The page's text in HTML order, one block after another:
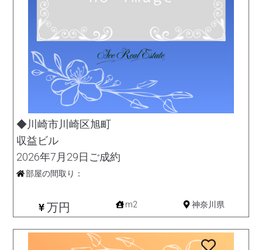
◆川崎市川崎区旭町
収益ビル
2026年7月29日ご成約
部屋の間取り：
万円 m2 神奈川県